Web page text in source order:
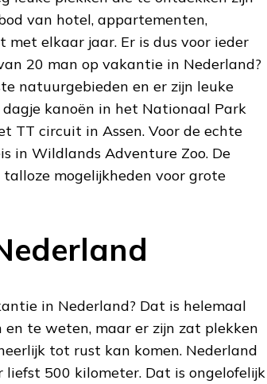
van hotel, appartementen,
elkaar jaar. Er is dus voor ieder
20 man op vakantie in Nederland?
natuurgebieden en er zijn leuke
kanoën in het Nationaal Park
TT circuit in Assen. Voor de echte
in Wildlands Adventure Zoo. De
mogelijkheden voor grote
in Nederland? Dat is helemaal
te weten, maar er zijn zat plekken
tot rust kan komen. Nederland
500 kilometer. Dat is ongelofelijk